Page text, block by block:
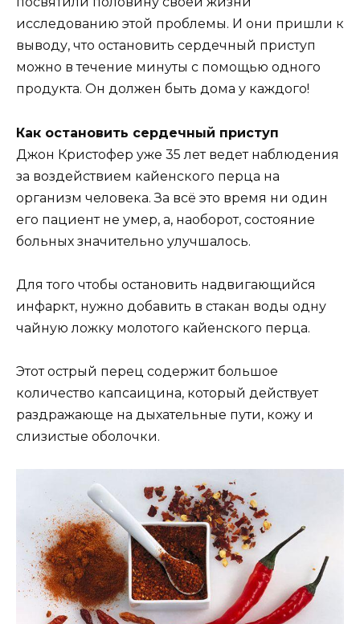
исследованию этой проблемы. И они пришли к
выводу, что остановить сердечный приступ
можно в течение минуты с помощью одного
продукта. Он должен быть дома у каждого!
Как остановить сердечный приступ
Джон Кристофер уже 35 лет ведет наблюдения
за воздействием кайенского перца на
организм человека. За всё это время ни один
его пациент не умер, а, наоборот, состояние
больных значительно улучшалось.
Для того чтобы остановить надвигающийся
инфаркт, нужно добавить в стакан воды одну
чайную ложку молотого кайенского перца.
Этот острый перец содержит большое
количество капсаицина, который действует
раздражающе на дыхательные пути, кожу и
слизистые оболочки.